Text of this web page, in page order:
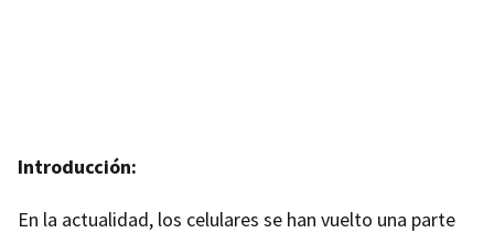
Introducción:
En la actualidad, los celulares se han vuelto una parte